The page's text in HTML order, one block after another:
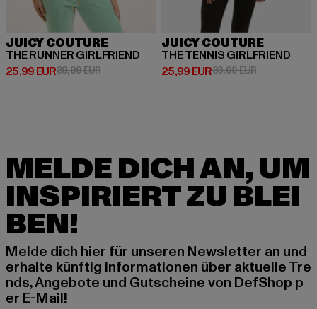
JUICY COUTURE
THE RUNNER GIRLFRIEND
25,99 EUR
Derzeitiger Preis: 25,99 EUR
39,99 EURAktionspreis: 39,99 EUR
JUICY COUTURE
THE TENNIS GIRLFRIEND
25,99 EUR
Derzeitiger Preis: 25,99 EUR
39,99 EURAktionspreis:
MELDE DICH AN, UM
INSPIRIERT ZU BLEI
BEN!
Melde dich hier für unseren Newsletter an und
erhalte künftig Informationen über aktuelle Tre
nds, Angebote und Gutscheine von DefShop p
er E-Mail!